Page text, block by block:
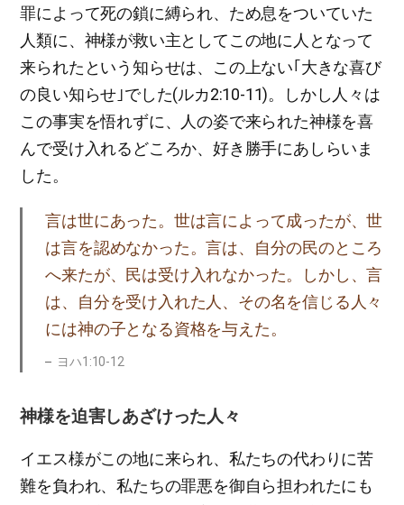
罪によって死の鎖に縛られ、ため息をついていた
人類に、神様が救い主としてこの地に人となって
来られたという知らせは、この上ない｢大きな喜び
の良い知らせ｣でした(ルカ2:10-11)。しかし人々は
この事実を悟れずに、人の姿で来られた神様を喜
んで受け入れるどころか、好き勝手にあしらいま
した。
言は世にあった。世は言によって成ったが、世
は言を認めなかった。言は、自分の民のところ
へ来たが、民は受け入れなかった。しかし、言
は、自分を受け入れた人、その名を信じる人々
には神の子となる資格を与えた。
ヨハ1:10-12
神様を迫害しあざけった人々
イエス様がこの地に来られ、私たちの代わりに苦
難を負われ、私たちの罪悪を御自ら担われたにも